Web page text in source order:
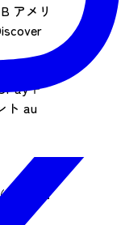
アメリ
ん
＋
ト au
夜）17：